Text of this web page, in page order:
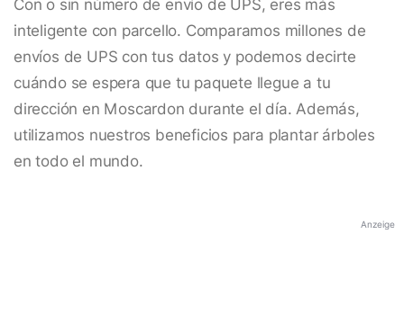
Con o sin número de envío de UPS, eres más
inteligente con parcello. Comparamos millones de
envíos de UPS con tus datos y podemos decirte
cuándo se espera que tu paquete llegue a tu
dirección en Moscardon durante el día. Además,
utilizamos nuestros beneficios para plantar árboles
en todo el mundo.
Anzeige